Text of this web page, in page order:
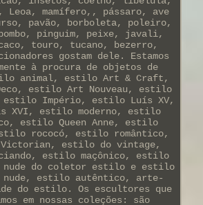
mamífero,, pássaro, ave
pavão, borboleta, poleiro,
pinguim, peixe, javali,
touro, tucano, bezerro,
gostam dele. Estamos
à procura de objetos de
animal, estilo Art & Craft,
estilo Art Nouveau, estilo
Império, estilo Luís XV,
XVI, estilo moderno, estilo
estilo Queen Anne, estilo
rococó, estilo romântico,
estilo do vintage,
estilo maçônico, estilo
do coletor estilo e estilo
nude, estilo autêntico, arte-
do estilo. Os escultores que
em nossas coleções: são